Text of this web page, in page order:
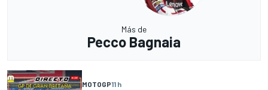
Más de
Pecco Bagnaia
MOTOGP11 h